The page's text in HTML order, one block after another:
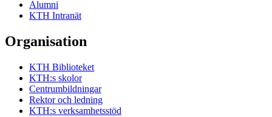
Alumni
KTH Intranät
Organisation
KTH Biblioteket
KTH:s skolor
Centrumbildningar
Rektor och ledning
KTH:s verksamhetsstöd